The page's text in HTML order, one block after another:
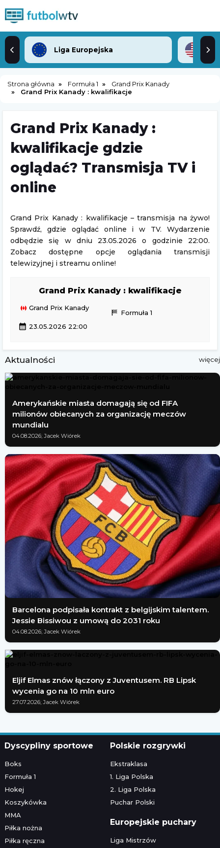
Liga Europejska
Strona główna Formuła 1
Grand Prix Kanady
Grand Prix Kanady : kwalifikacje
Grand Prix Kanady :
kwalifikacje gdzie
oglądać? Transmisja TV i
online
Grand Prix Kanady : kwalifikacje – transmisja na żywo!
Sprawdź, gdzie oglądać online i w TV. Wydarzenie
odbędzie się w dniu 23.05.2026 o godzinie 22:00.
Zobacz dostępne opcje oglądania transmisji
telewizyjnej i streamu online!
Grand Prix Kanady : kwalifikacje
Grand Prix Kanady
sports_score Formuła 1
calendar_month 23.05.2026 22:00
Aktualności więcej
Amerykańskie miasta domagają się od FIFA
milionów obiecanych za organizację meczów
mundialu
04.08.2026; Jacek Wiórek
Barcelona podpisała kontrakt z belgijskim talentem.
Jessie Bissiwou z umową do 2031 roku
04.08.2026; Jacek Wiórek
Eljif Elmas znów łączony z Juventusem. RB Lipsk
wycenia go na 10 mln euro
27.07.2026; Jacek Wiórek
Dyscypliny sportowe
Boks
Formuła 1
Hokej
Koszykówka
MMA
Piłka nożna
Piłka ręczna
Polskie rozgrywki
Ekstraklasa
1. Liga Polska
2. Liga Polska
Puchar Polski
Europejskie puchary
Liga Mistrzów